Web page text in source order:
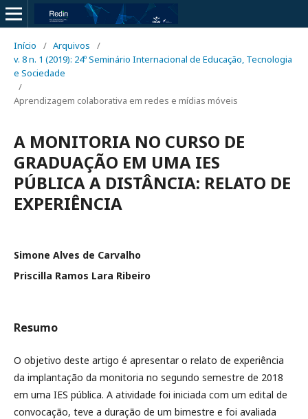
Início / Arquivos
/
v. 8 n. 1 (2019): 24º Seminário Internacional de Educação, Tecnologia
e Sociedade
/
Aprendizagem colaborativa em redes e mídias móveis
A MONITORIA NO CURSO DE
GRADUAÇÃO EM UMA IES
PÚBLICA A DISTÂNCIA: RELATO DE
EXPERIÊNCIA
Simone Alves de Carvalho
Priscilla Ramos Lara Ribeiro
Resumo
O objetivo deste artigo é apresentar o relato de experiência
da implantação da monitoria no segundo semestre de 2018
em uma IES pública. A atividade foi iniciada com um edital de
convocação, teve a duração de um bimestre e foi avaliada